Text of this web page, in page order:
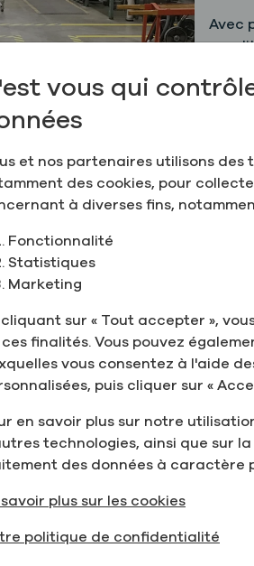
Avec
est
desservis
formules, degrés
aux diverses
adaptés aux
stockage et de
des formulations et des
vous qui
et nos partenaires utilisons des
des cookies, pour
à diverses fins,
Fonctionnalité
Statistiques
Marketing
cliquant sur « Tout accepter »,
finalités. Vous pouvez
vous consentez à l'aide
puis cliquer sur «
en savoir plus sur notre
technologies, ainsi que sur
des données à caractère
plus sur les cookies
politique de confidentialité